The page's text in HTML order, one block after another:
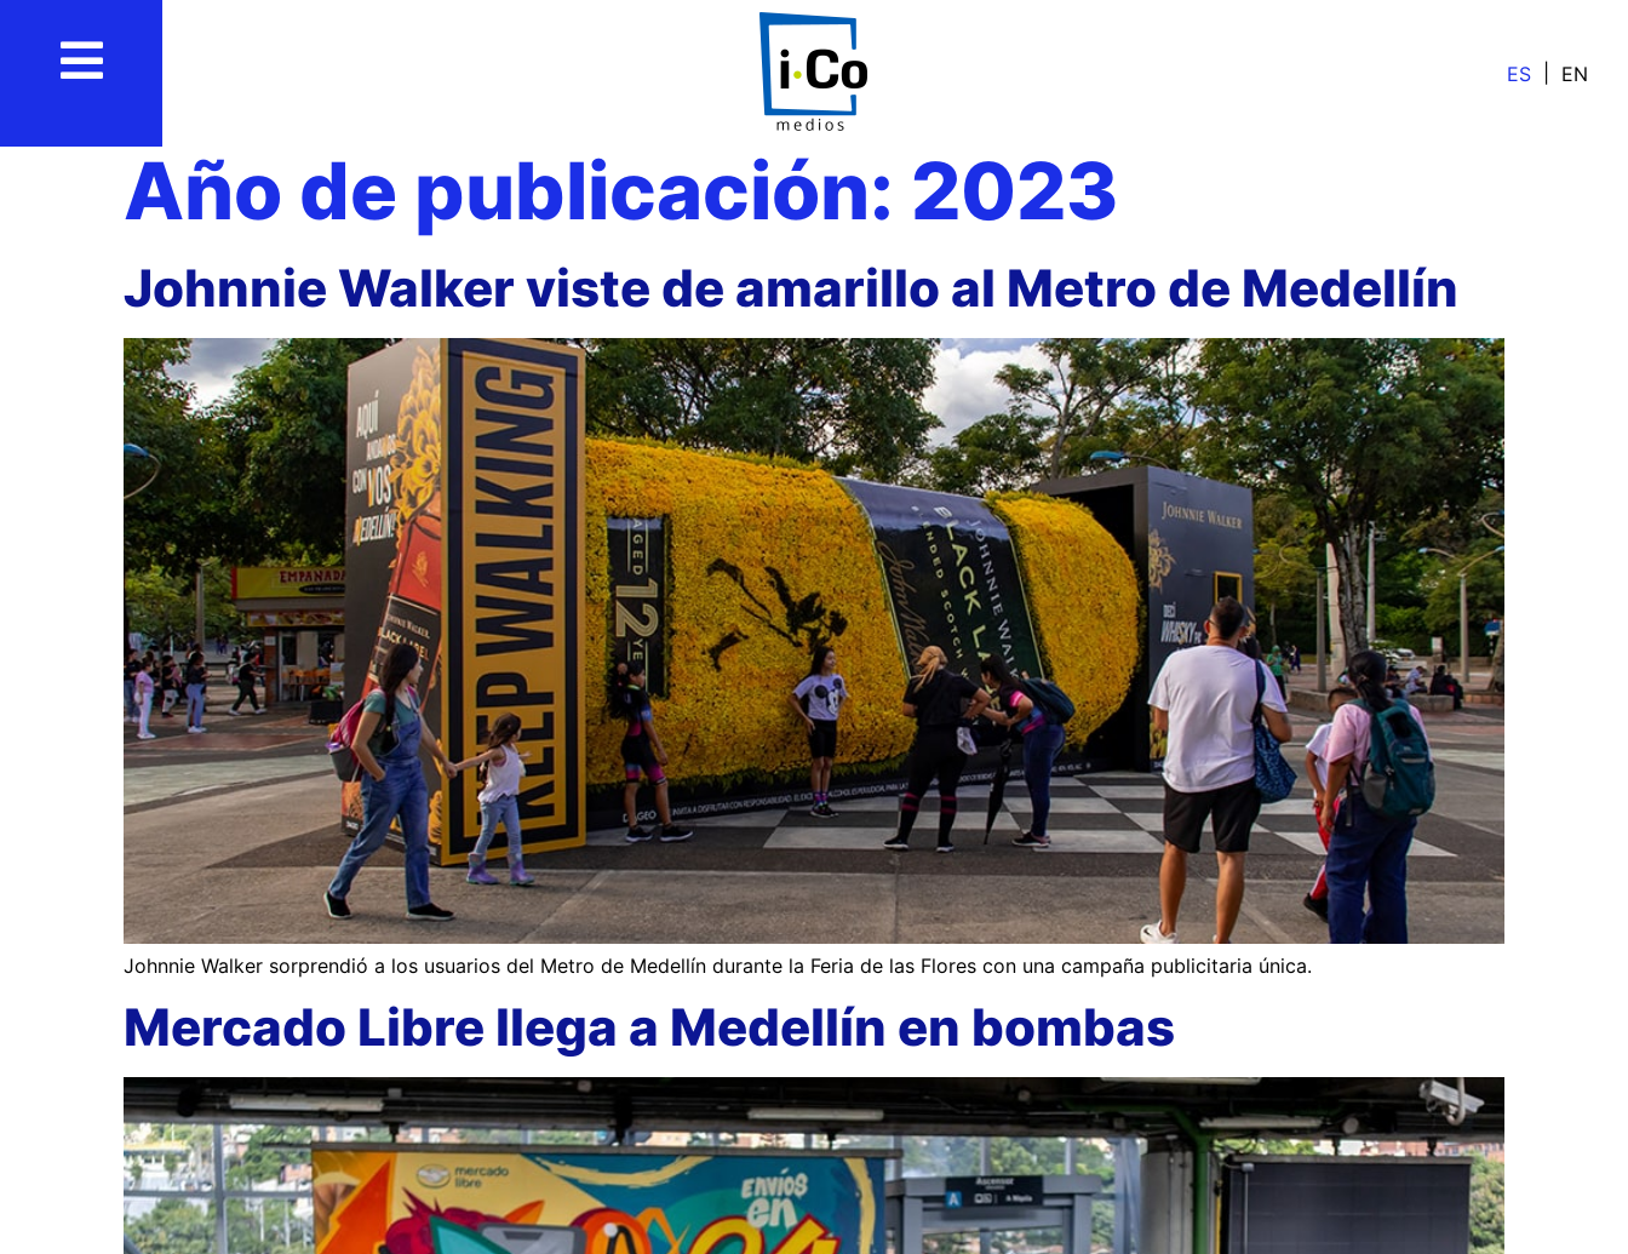
ES EN
Año de publicación: 2023
Johnnie Walker viste de amarillo al Metro de Medellín
Johnnie Walker sorprendió a los usuarios del Metro de Medellín durante la Feria de las Flores con una campaña publicitaria única.
Mercado Libre llega a Medellín en bombas